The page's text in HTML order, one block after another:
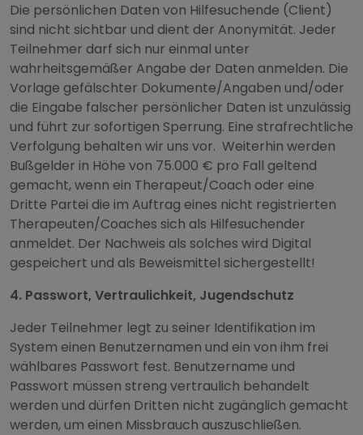
Die persönlichen Daten von Hilfesuchende (Client)
sind nicht sichtbar und dient der Anonymität. Jeder
Teilnehmer darf sich nur einmal unter
wahrheitsgemäßer Angabe der Daten anmelden. Die
Vorlage gefälschter Dokumente/Angaben und/oder
die Eingabe falscher persönlicher Daten ist unzulässig
und führt zur sofortigen Sperrung. Eine strafrechtliche
Verfolgung behalten wir uns vor. Weiterhin werden
Bußgelder in Höhe von 75.000 € pro Fall geltend
gemacht, wenn ein Therapeut/Coach oder eine
Dritte Partei die im Auftrag eines nicht registrierten
Therapeuten/Coaches sich als Hilfesuchender
anmeldet. Der Nachweis als solches wird Digital
gespeichert und als Beweismittel sichergestellt!
4. Passwort, Vertraulichkeit, Jugendschutz
Jeder Teilnehmer legt zu seiner Identifikation im
System einen Benutzernamen und ein von ihm frei
wählbares Passwort fest. Benutzername und
Passwort müssen streng vertraulich behandelt
werden und dürfen Dritten nicht zugänglich gemacht
werden, um einen Missbrauch auszuschließen.